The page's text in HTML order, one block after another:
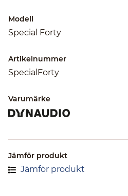
Modell
Special Forty
Artikelnummer
SpecialForty
Varumärke
Jämför produkt
Jämför produkt